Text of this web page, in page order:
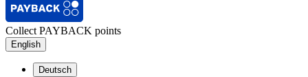
Collect PAYBACK points
English
Deutsch